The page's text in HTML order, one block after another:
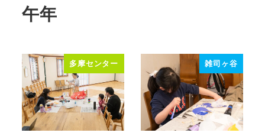
午年
多摩センター 雑司ヶ谷